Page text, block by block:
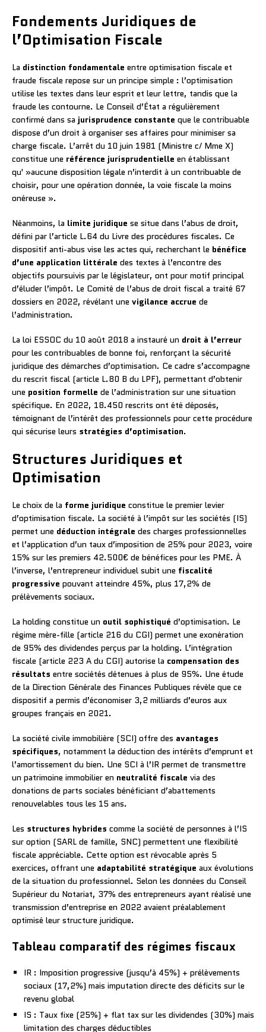
Fondements Juridiques de
l’Optimisation Fiscale
La distinction fondamentale entre optimisation fiscale et
fraude fiscale repose sur un principe simple : l’optimisation
utilise les textes dans leur esprit et leur lettre, tandis que la
fraude les contourne. Le Conseil d’État a régulièrement
confirmé dans sa jurisprudence constante que le contribuable
dispose d’un droit à organiser ses affaires pour minimiser sa
charge fiscale. L’arrêt du 10 juin 1981 (Ministre c/ Mme X)
constitue une référence jurisprudentielle en établissant
qu' »aucune disposition légale n’interdit à un contribuable de
choisir, pour une opération donnée, la voie fiscale la moins
onéreuse ».
Néanmoins, la limite juridique se situe dans l’abus de droit,
défini par l’article L.64 du Livre des procédures fiscales. Ce
dispositif anti-abus vise les actes qui, recherchant le bénéfice
d’une application littérale des textes à l’encontre des
objectifs poursuivis par le législateur, ont pour motif principal
d’éluder l’impôt. Le Comité de l’abus de droit fiscal a traité 67
dossiers en 2022, révélant une vigilance accrue de
l’administration.
La loi ESSOC du 10 août 2018 a instauré un droit à l’erreur
pour les contribuables de bonne foi, renforçant la sécurité
juridique des démarches d’optimisation. Ce cadre s’accompagne
du rescrit fiscal (article L.80 B du LPF), permettant d’obtenir
une position formelle de l’administration sur une situation
spécifique. En 2022, 18.450 rescrits ont été déposés,
témoignant de l’intérêt des professionnels pour cette procédure
qui sécurise leurs stratégies d’optimisation.
Structures Juridiques et
Optimisation
Le choix de la forme juridique constitue le premier levier
d’optimisation fiscale. La société à l’impôt sur les sociétés (IS)
permet une déduction intégrale des charges professionnelles
et l’application d’un taux d’imposition de 25% pour 2023, voire
15% sur les premiers 42.500€ de bénéfices pour les PME. À
l’inverse, l’entrepreneur individuel subit une fiscalité
progressive pouvant atteindre 45%, plus 17,2% de
prélèvements sociaux.
La holding constitue un outil sophistiqué d’optimisation. Le
régime mère-fille (article 216 du CGI) permet une exonération
de 95% des dividendes perçus par la holding. L’intégration
fiscale (article 223 A du CGI) autorise la compensation des
résultats entre sociétés détenues à plus de 95%. Une étude
de la Direction Générale des Finances Publiques révèle que ce
dispositif a permis d’économiser 3,2 milliards d’euros aux
groupes français en 2021.
La société civile immobilière (SCI) offre des avantages
spécifiques, notamment la déduction des intérêts d’emprunt et
l’amortissement du bien. Une SCI à l’IR permet de transmettre
un patrimoine immobilier en neutralité fiscale via des
donations de parts sociales bénéficiant d’abattements
renouvelables tous les 15 ans.
Les structures hybrides comme la société de personnes à l’IS
sur option (SARL de famille, SNC) permettent une flexibilité
fiscale appréciable. Cette option est révocable après 5
exercices, offrant une adaptabilité stratégique aux évolutions
de la situation du professionnel. Selon les données du Conseil
Supérieur du Notariat, 37% des entrepreneurs ayant réalisé une
transmission d’entreprise en 2022 avaient préalablement
optimisé leur structure juridique.
Tableau comparatif des régimes fiscaux
IR : Imposition progressive (jusqu’à 45%) + prélèvements
sociaux (17,2%) mais imputation directe des déficits sur le
revenu global
IS : Taux fixe (25%) + flat tax sur les dividendes (30%) mais
limitation des charges déductibles